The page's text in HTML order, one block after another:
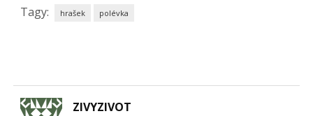
Tagy: hrašek polévka
ZIVYZIVOT